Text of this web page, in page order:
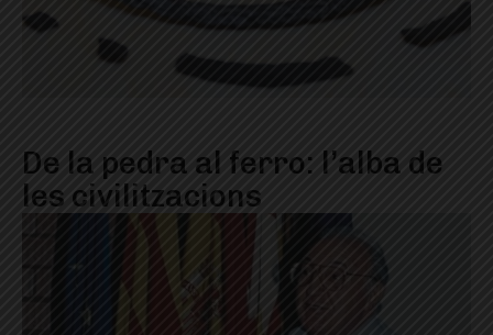
De la pedra al ferro: l’alba de
les civilitzacions